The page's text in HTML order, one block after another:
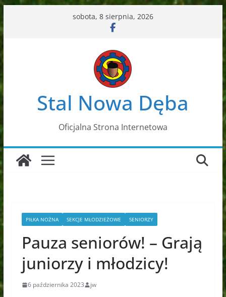
do
sobota, 8 sierpnia, 2026
Stal Nowa Dęba
Oficjalna Strona Internetowa
PIŁKA NOŻNA SEKCJE MŁODZIEŻOWE SENIORZY
Pauza seniorów! – Grają
juniorzy i młodzicy!
6 października 2023 jw